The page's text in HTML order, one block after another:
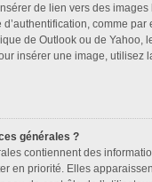
de lien vers des
comme par
de Outlook ou de Yahoo,
insérer une image, utilisez
générales ?
contiennent des
en priorité. Elles